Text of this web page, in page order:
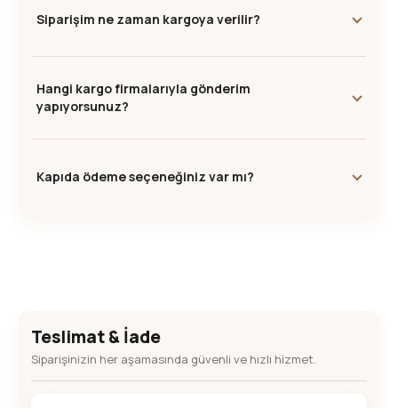
Siparişim ne zaman kargoya verilir?
Hangi kargo firmalarıyla gönderim
yapıyorsunuz?
Kapıda ödeme seçeneğiniz var mı?
Teslimat & İade
Siparişinizin her aşamasında güvenli ve hızlı hizmet.